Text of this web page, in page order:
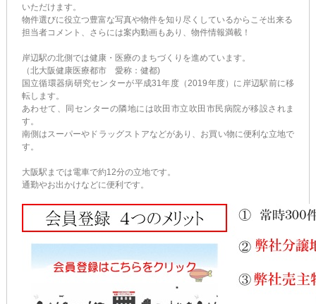
いただけます。
物件選びに役立つ豊富な写真や物件を知り尽くしているからこそ出来る
担当者コメント、さらには案内動画もあり、物件情報満載！
岸辺駅の北側では健康・医療のまちづくりを進めています。
（北大阪健康医療都市 愛称：健都)
国立循環器病研究センターが平成31年度（2019年度）に岸辺駅前に移
転します。
あわせて、同センターの隣地には吹田市立吹田市民病院が移設されま
す。
南側はスーパーやドラッグストアなどがあり、お買い物に便利な立地で
す。
大阪駅までは電車で約12分の立地です。
通勤やお出かけなどに便利です。